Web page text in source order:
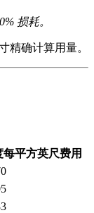
损耗。
精确计算用量。
每平方英尺费用